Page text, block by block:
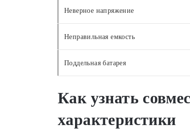
Неверное напряжение
Неправильная емкость
Поддельная батарея
Как узнать
характеристики